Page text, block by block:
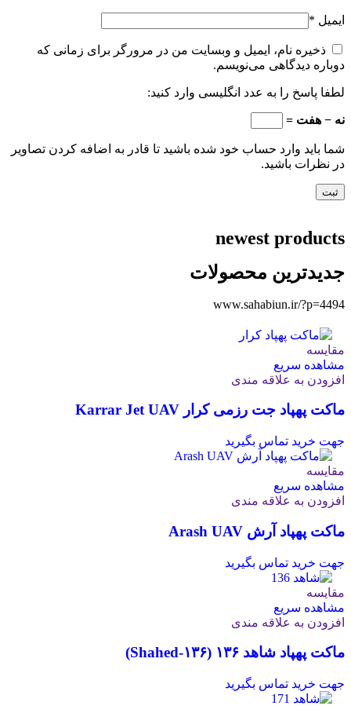
ایمیل *
ذخیره نام، ایمیل و وبسایت من در مرورگر برای زمانی که
دوباره دیدگاهی می‌نویسم.
لطفا پاسخ را به عدد انگلیسی وارد کنید:
نه − هفت =
شما باید وارد حساب خود شده باشید تا قادر به اضافه کردن تصاویر
در نظرات باشید.
newest products
جدیدترین محصولات
www.sahabiun.ir/?p=4494
مقایسه
مشاهده سریع
افزودن به علاقه مندی
ماکت پهپاد جت رزمی کرار Karrar Jet UAV
جهت خرید تماس بگیرید
مقایسه
مشاهده سریع
افزودن به علاقه مندی
ماکت پهپاد آرش Arash UAV
جهت خرید تماس بگیرید
مقایسه
مشاهده سریع
افزودن به علاقه مندی
ماکت پهپاد شاهد ۱۳۶ (Shahed‑۱۳۶)
جهت خرید تماس بگیرید